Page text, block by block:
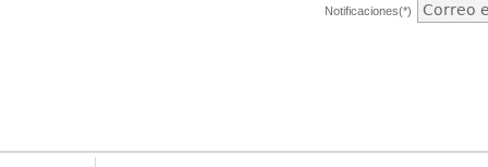
Notificaciones(*)